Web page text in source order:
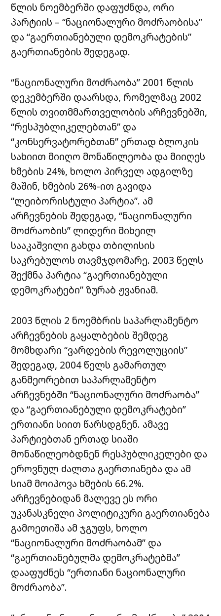
წლის ნოემბერში დაფუძნდა, ორი
პარტიის – “ნაციონალური მოძრაობისა”
და “გაერთიანებული დემოკრატების”
გაერთიანების შედეგად.
“ნაციონალური მოძრაობა” 2001 წლის
დეკემბერში დაარსდა, რომელმაც 2002
წლის თვითმმართველობის არჩევნებში,
“რესპუბლიკელებთან” და
“კონსერვატორებთან” ერთად ბლოკის
სახიით მიიღო მონაწილეობა და მიიღეს
ხმების 24%, ხოლო პირველ ადგილზე
მაშინ, ხმების 26%-ით გავიდა
“ლეიბორისტული პარტია”. ამ
არჩევნების შედეგად, “ნაციონალური
მოძრაობის” ლიდერი მიხეილ
სააკაშვილი გახდა თბილისის
საკრებულოს თავმჯდომარე. 2003 წელს
შექმნა პარტია “გაერთიანებული
დემოკრატები” ზურაბ ჟვანიამ.
2003 წლის 2 ნოემბრის საპარლამენტო
არჩევნების გაყალბების შემდეგ
მომხდარი “ვარდების რევოლუციის”
შედეგად, 2004 წელს გამართულ
განმეორებით საპარლამენტო
არჩევნებში “ნაციონალური მოძრაობა”
და “გაერთიანებული დემოკრატები”
ერთიანი სიით წარსდგნენ. ამავე
პარტიებთან ერთად სიაში
მონაწილეობდნენ რესპუბლიკელები და
ეროვნულ ძალთა გაერთიანება და ამ
სიამ მოიპოვა ხმების 66.2%.
არჩევნებიდან მალევე ეს ორი
უკანასკნელი პოლიტიკური გაერთიანება
გამოეთიშა ამ ჯგუფს, ხოლო
“ნაციონალური მოძრაობამ” და
“გაერთიანებულმა დემოკრატებმა”
დააფუძნეს “ერთიანი ნაციონალური
მოძრაობა”.